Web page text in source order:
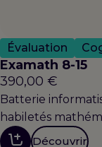
Évaluation
Examath 8-15
390,00 €
Batterie
habiletés
Découvrir